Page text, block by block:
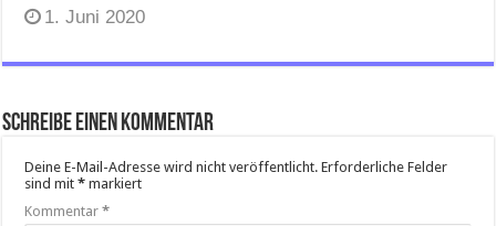
1. Juni 2020
Schreibe einen Kommentar
Deine E-Mail-Adresse wird nicht veröffentlicht. Erforderliche Felder
sind mit* markiert
Kommentar*